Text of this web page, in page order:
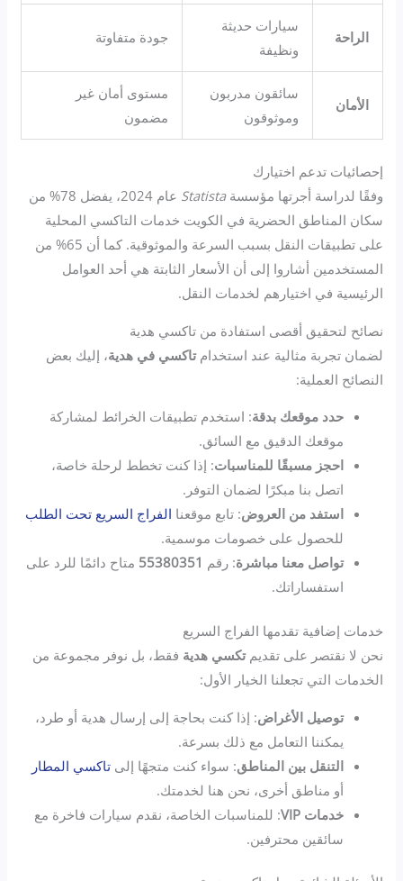
الراحة
سيارات حديثة
ونظيفة
جودة متفاوتة
الأمان
سائقون مدربون
وموثوقون
مستوى أمان غير
مضمون
إحصائيات تدعم اختيارك
وفقًا لدراسة أجرتها مؤسسةStatista
عام 2024، يفضل 78% من
سكان المناطق الحضرية في الكويت خدمات التاكسي المحلية
على تطبيقات النقل بسبب السرعة والموثوقية. كما أن 65% من
المستخدمين أشاروا إلى أن الأسعار الثابتة هي أحد العوامل
الرئيسية في اختيارهم لخدمات النقل.
نصائح لتحقيق أقصى استفادة من تاكسي هدية
لضمان تجربة مثالية عند استخدامتاكسي في هدية، إليك بعض
النصائح العملية:
حدد موقعك بدقة: استخدم تطبيقات الخرائط لمشاركة
موقعك الدقيق مع السائق.
احجز مسبقًا للمناسبات: إذا كنت تخطط لرحلة خاصة،
اتصل بنا مبكرًا لضمان التوفر.
استفد من العروض: تابع موقعنا الفراج السريع تحت الطلب
للحصول على خصومات موسمية.
تواصل معنا مباشرة: رقم 55380351 متاح دائمًا للرد على
استفساراتك.
خدمات إضافية تقدمها الفراج السريع
نحن لا نقتصر على تقديمتكسي هدية فقط، بل نوفر مجموعة من
الخدمات التي تجعلنا الخيار الأول:
توصيل الأغراض: إذا كنت بحاجة إلى إرسال هدية أو طرد،
يمكننا التعامل مع ذلك بسرعة.
التنقل بين المناطق: سواء كنت متجهًا إلىتاكسي المطار
أو مناطق أخرى، نحن هنا لخدمتك.
خدمات VIP
: للمناسبات الخاصة، نقدم سيارات فاخرة مع
سائقين محترفين.